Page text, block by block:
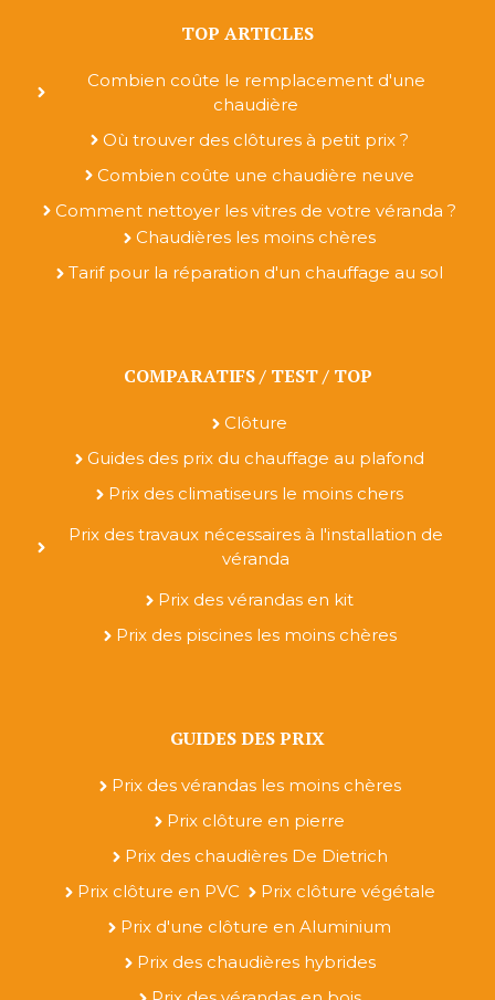
TOP ARTICLES
Combien coûte le remplacement d'une
chaudière
Où trouver des clôtures à petit prix ?
Combien coûte une chaudière neuve
Comment nettoyer les vitres de votre véranda ?
Chaudières les moins chères
Tarif pour la réparation d'un chauffage au sol
COMPARATIFS / TEST / TOP
Clôture
Guides des prix du chauffage au plafond
Prix des climatiseurs le moins chers
Prix des travaux nécessaires à l'installation de
véranda
Prix des vérandas en kit
Prix des piscines les moins chères
GUIDES DES PRIX
Prix des vérandas les moins chères
Prix clôture en pierre
Prix des chaudières De Dietrich
Prix clôture en PVC
Prix clôture végétale
Prix d'une clôture en Aluminium
Prix des chaudières hybrides